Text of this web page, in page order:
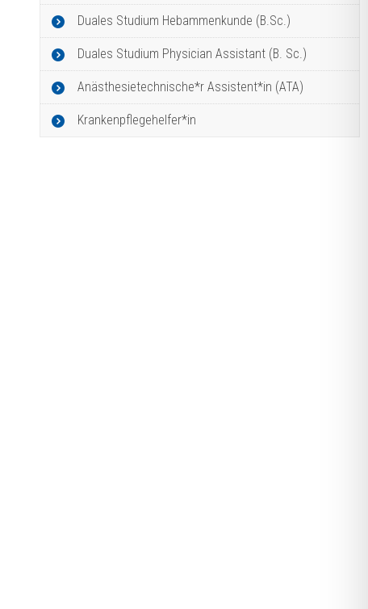
Duales Studium Hebammenkunde (B.Sc.)
Duales Studium Physician Assistant (B. Sc.)
Anästhesietechnische*r Assistent*in (ATA)
Krankenpflegehelfer*in